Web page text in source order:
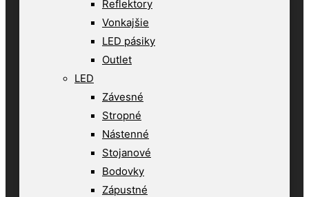
Reflektory
Vonkajšie
LED pásiky
Outlet
LED
Závesné
Stropné
Nástenné
Stojanové
Bodovky
Zápustné